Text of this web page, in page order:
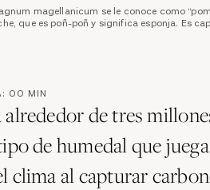
magellanicum se le conoce como
que es poñ-poñ y significa esponja. Es
00 MIN
de tres
de humedal que
clima al capturar